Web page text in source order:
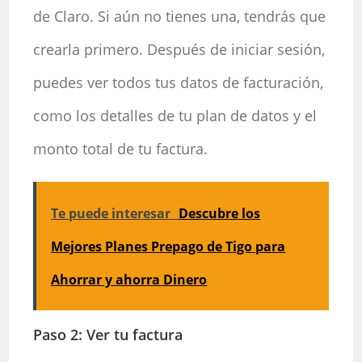
de Claro. Si aún no tienes una, tendrás que
crearla primero. Después de iniciar sesión,
puedes ver todos tus datos de facturación,
como los detalles de tu plan de datos y el
monto total de tu factura.
Te puede interesar Descubre los
Mejores Planes Prepago de Tigo para
Ahorrar y ahorra Dinero
Paso 2: Ver tu factura